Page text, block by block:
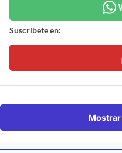
Suscríbete en: